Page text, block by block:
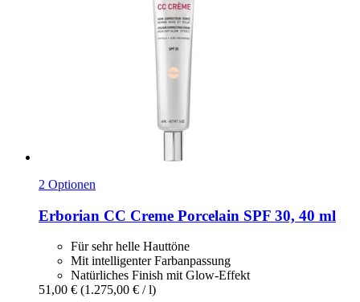
2 Optionen
Erborian CC Creme Porcelain SPF 30, 40 ml
Für sehr helle Hauttöne
Mit intelligenter Farbanpassung
Natürliches Finish mit Glow-Effekt
51,00 € (1.275,00 € / l)